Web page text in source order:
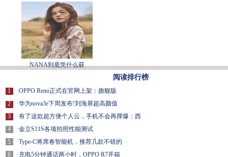
NANA到底凭什么获
阅读排行榜
1
2
3
4
5
6
·OPPO Reno正式在官网上架：旗舰版
·华为nova3e下周发布!刘海屏超高颜值
·有了这款超方便个人云，手机不会再撑爆：西
·金立S11S各项拍照性能测试
·Type-C将席卷智能机，推荐几款不错的
·充电5分钟通话两小时，OPPO R7开箱